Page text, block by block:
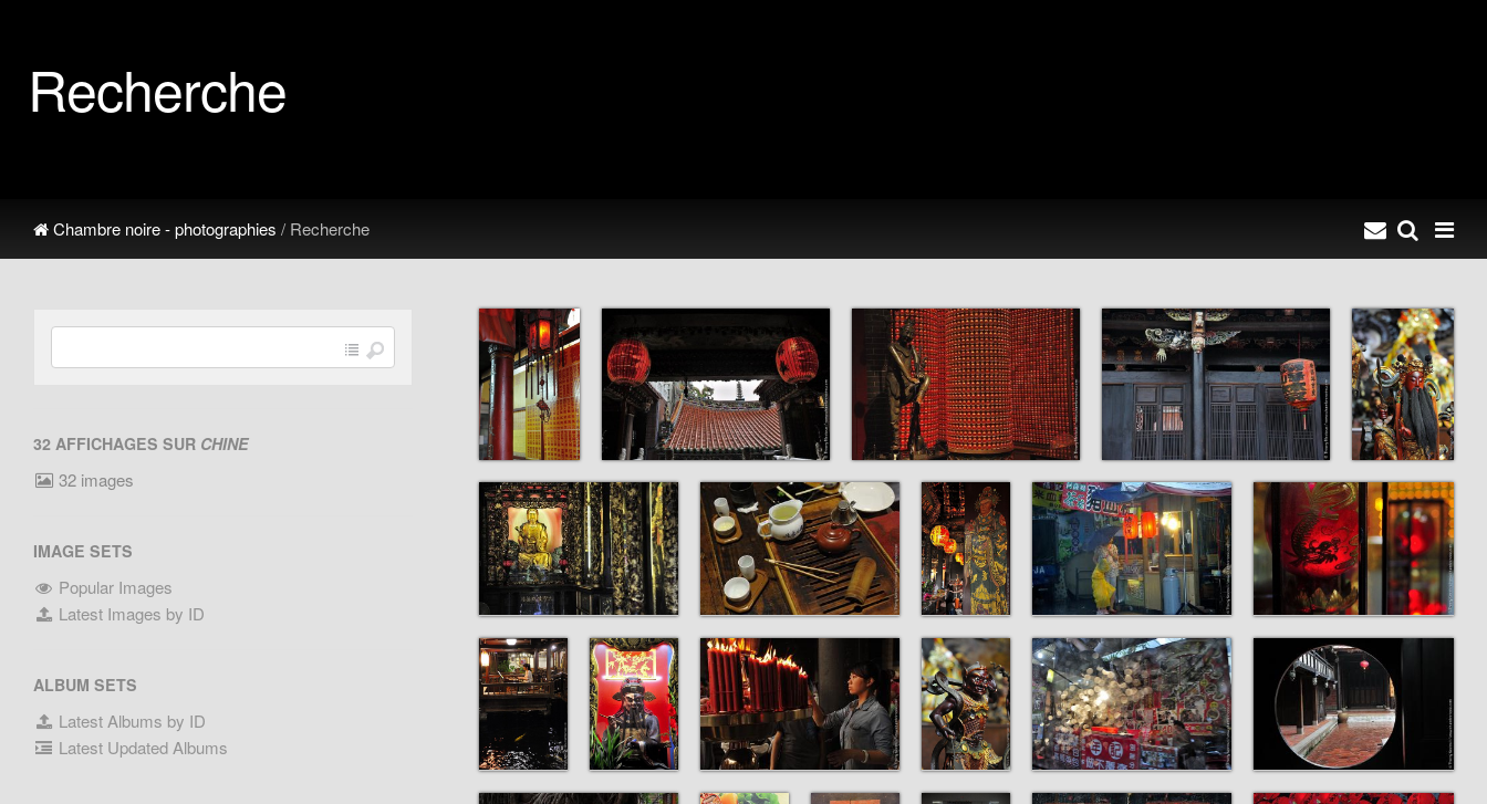
Recherche
Chambre noire - photographies / Recherche
32 AFFICHAGES SUR CHINE
32 images
IMAGE SETS
Popular Images
Latest Images by ID
ALBUM SETS
Latest Albums by ID
Latest Updated Albums